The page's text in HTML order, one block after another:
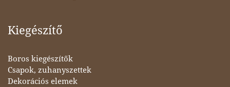
Kiegészítő
Boros kiegészítők
Csapok, zuhanyszettek
Dekorációs elemek